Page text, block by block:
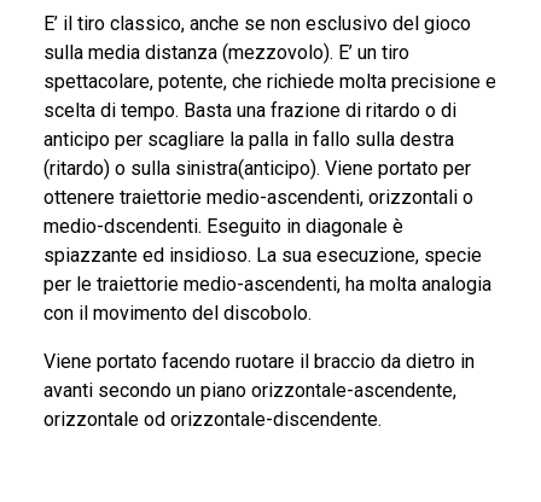
E’ il tiro classico, anche se non esclusivo del gioco
sulla media distanza (mezzovolo). E’ un tiro
spettacolare, potente, che richiede molta precisione e
scelta di tempo. Basta una frazione di ritardo o di
anticipo per scagliare la palla in fallo sulla destra
(ritardo) o sulla sinistra(anticipo). Viene portato per
ottenere traiettorie medio-ascendenti, orizzontali o
medio-dscendenti. Eseguito in diagonale è
spiazzante ed insidioso. La sua esecuzione, specie
per le traiettorie medio-ascendenti, ha molta analogia
con il movimento del discobolo.
Viene portato facendo ruotare il braccio da dietro in
avanti secondo un piano orizzontale-ascendente,
orizzontale od orizzontale-discendente.